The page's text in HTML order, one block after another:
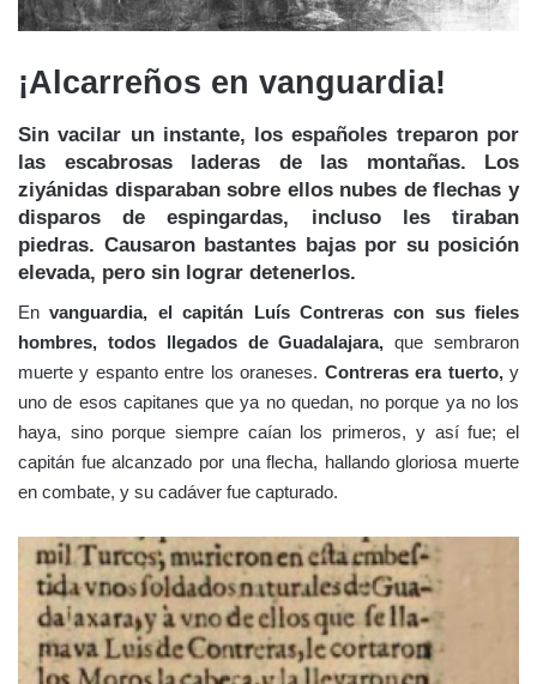
fragmento de la fuente original donde se cita la decapitación del
por la calles de Orán, se formó una procesión tras el soldado
que la portaba, la gente lanzaba gritos de júbilo y se pregonaba
que habían dado muerte alalfaquí
de los cristianos, es decir,
Cisneros. La turba se dirigió a las cárceles, en donde estaban
los cautivos. Enseñaron el despojo a los mismos. Un morisco
soldado ziyánida:
— ¿Es vuestro alfaquí? ¿El que trajo a nuestra tierra hoy la cruz
de vuestro profeta?
Nadie respondía, es más, nadie parecía reconocer a Cisneros
en ese mortuorio rostro desencajado.
—Cisneros no es tuerto —dijo un anciano que se sentaba al
fondo de la mazmorra —No es tuerto ni tan joven, yo lo
conozco.